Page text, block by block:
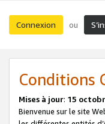
Connexion ou
Conditions
Mises à jour: 15
Bienvenue sur le site